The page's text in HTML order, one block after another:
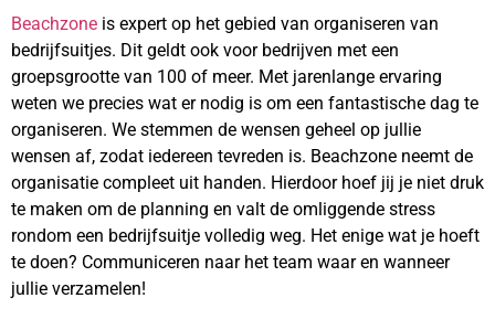
Beachzone is expert op het gebied van organiseren van
bedrijfsuitjes. Dit geldt ook voor bedrijven met een
groepsgrootte van 100 of meer. Met jarenlange ervaring
weten we precies wat er nodig is om een fantastische dag te
organiseren. We stemmen de wensen geheel op jullie
wensen af, zodat iedereen tevreden is. Beachzone neemt de
organisatie compleet uit handen. Hierdoor hoef jij je niet druk
te maken om de planning en valt de omliggende stress
rondom een bedrijfsuitje volledig weg. Het enige wat je hoeft
te doen? Communiceren naar het team waar en wanneer
jullie verzamelen!